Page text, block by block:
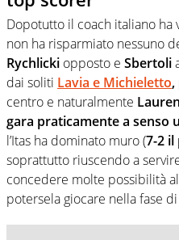
Dopotutto il coach italiano
non ha risparmiato nessuno
Rychlicki opposto e Sbertoli
dai soliti Lavia e Michieletto,
centro e naturalmente
gara praticamente a senso
l’Itas ha dominato muro (7-2 il
soprattutto riuscendo a
concedere molte possibilità
potersela giocare nella fase